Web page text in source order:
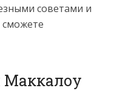
советами и
Маккалоу